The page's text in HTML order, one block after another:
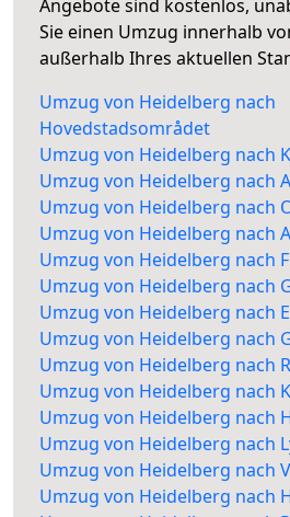
Angebote sind kostenlos,
Sie einen Umzug innerhalb
außerhalb Ihres aktuellen
Umzug von Heidelberg nach
Hovedstadsområdet
Umzug von Heidelberg nach
Umzug von Heidelberg nach
Umzug von Heidelberg nach
Umzug von Heidelberg nach
Umzug von Heidelberg nach
Umzug von Heidelberg nach
Umzug von Heidelberg nach
Umzug von Heidelberg nach
Umzug von Heidelberg nach
Umzug von Heidelberg nach
Umzug von Heidelberg nach
Umzug von Heidelberg nach
Umzug von Heidelberg nach
Umzug von Heidelberg nach